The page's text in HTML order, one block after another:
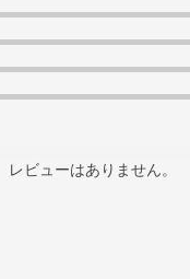
レビューはありません。